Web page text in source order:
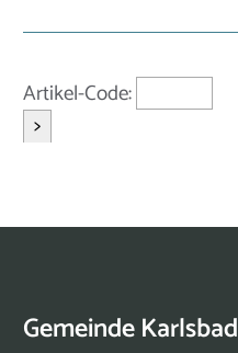
Artikel-Code:
>
Gemeinde Karlsbad